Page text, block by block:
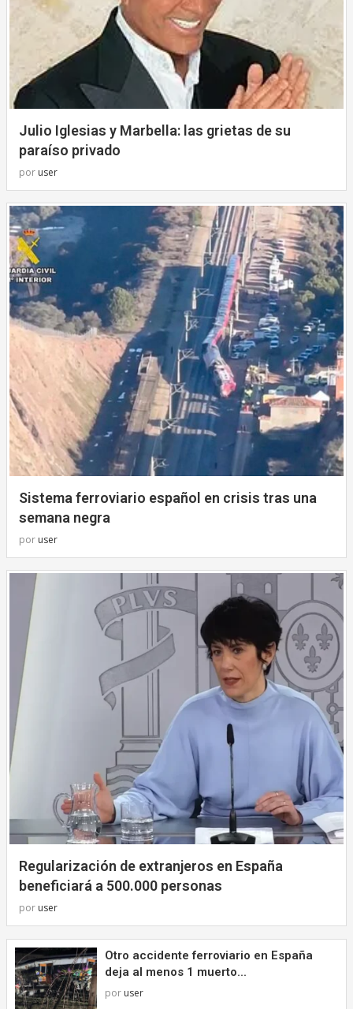
Julio Iglesias y Marbella: las grietas de su
paraíso privado
por user
Sistema ferroviario español en crisis tras una
semana negra
por user
Regularización de extranjeros en España
beneficiará a 500.000 personas
por user
Otro accidente ferroviario en España
deja al menos 1 muerto...
por user